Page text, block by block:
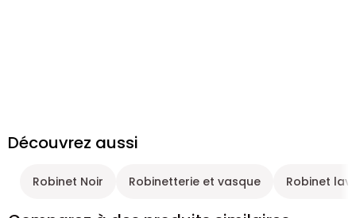
Découvrez aussi
Robinet Noir Robinetterie et vasque Robinet